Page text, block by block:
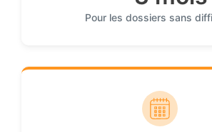
Pour les dossiers sans